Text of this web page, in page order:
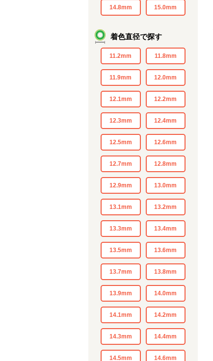
14.8mm 15.0mm
着色直径で探す
11.2mm 11.8mm
11.9mm 12.0mm
12.1mm 12.2mm
12.3mm 12.4mm
12.5mm 12.6mm
12.7mm 12.8mm
12.9mm 13.0mm
13.1mm 13.2mm
13.3mm 13.4mm
13.5mm 13.6mm
13.7mm 13.8mm
13.9mm 14.0mm
14.1mm 14.2mm
14.3mm 14.4mm
14.5mm 14.6mm